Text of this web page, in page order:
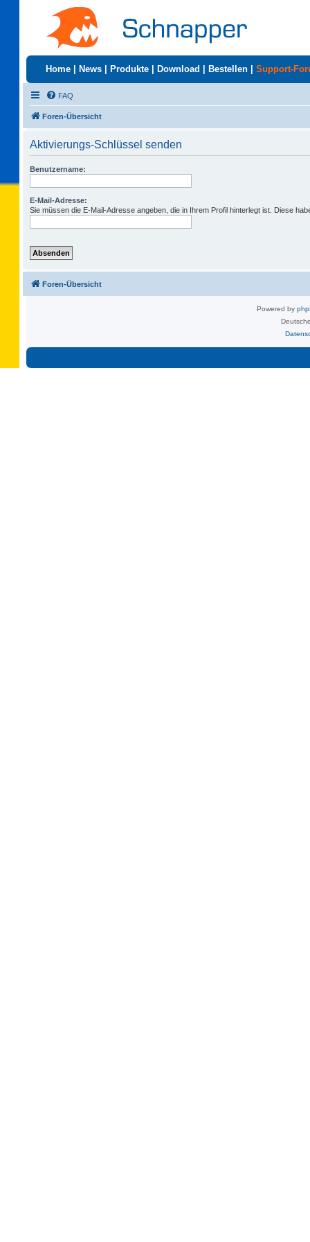
Home News Produkte Download Bestellen Support-
FAQ
Foren-Übersicht
Aktivierungs-Schlüssel senden
Benutzername:
E-Mail-Adresse:
Sie müssen die E-Mail-Adresse angeben, die in Ihrem Profil hinterlegt ist. Diese
Foren-Übersicht
Powered by